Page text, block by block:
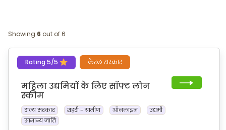
Showing 6 out of 6
Rating 5/5 केरल सरकार
महिला उद्यमियों के लिए सॉफ्ट लोन
स्कीम
राज्य सरकार शहरी - ग्रामीण ऑनलाइन
उद्यमी
सामान्य जाति